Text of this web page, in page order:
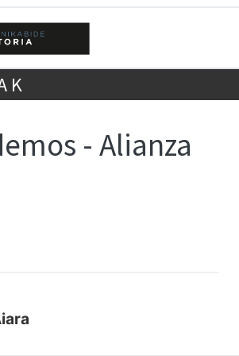
- Alianza